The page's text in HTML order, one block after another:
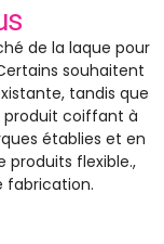
de la laque pour
souhaitent
tandis que
produit coiffant à
établies et en
produits flexible.,
fabrication.